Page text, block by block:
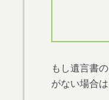
もし遺言書
がない場合